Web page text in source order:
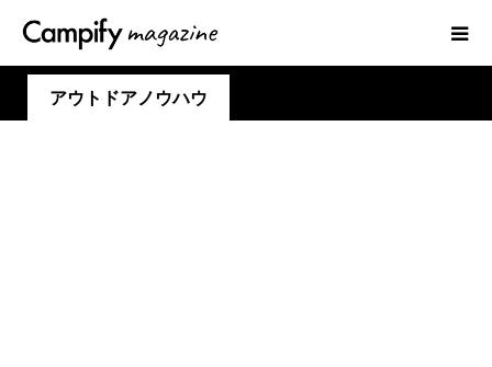
アウトドアノウハウ